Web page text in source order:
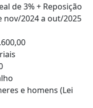
de 3% + Reposição
nov/2024 a out/2025
e homens (Lei